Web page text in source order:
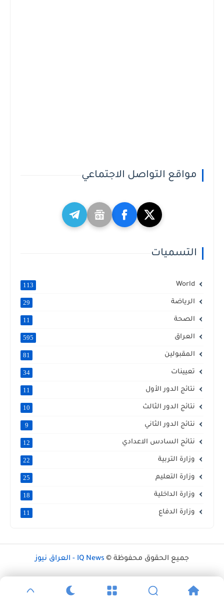
مواقع التواصل الاجتماعي
التسميات
World
113
الرياضة 29
الصحة 11
العراق 595
المقبولين 81
تعيينات 34
نتائج الدور الأول 11
نتائج الدور الثالث 10
نتائج الدور الثاني 9
نتائج السادس الاعدادي 12
وزارة التربية 22
وزارة التعليم 25
وزارة الداخلية 18
وزارة الدفاع 11
جميع الحقوق محفوظة © IQ News - العراق نيوز